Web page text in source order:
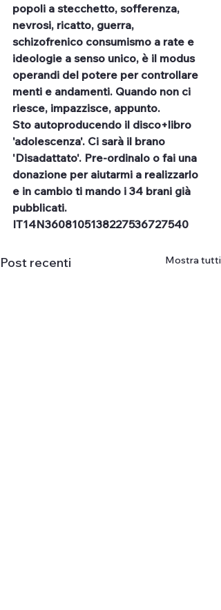
popoli a stecchetto, sofferenza,
nevrosi, ricatto, guerra,
schizofrenico consumismo a rate e
ideologie a senso unico, è il modus
operandi del potere per controllare
menti e andamenti. Quando non ci
riesce, impazzisce, appunto.
Sto autoproducendo il disco+libro
'adolescenza'. Ci sarà il brano
'Disadattato'. Pre-ordinalo o fai una
donazione per aiutarmi a realizzarlo
e in cambio ti mando i 34 brani già
pubblicati.
IT14N3608105138227536727540
Post recenti Mostra tutti